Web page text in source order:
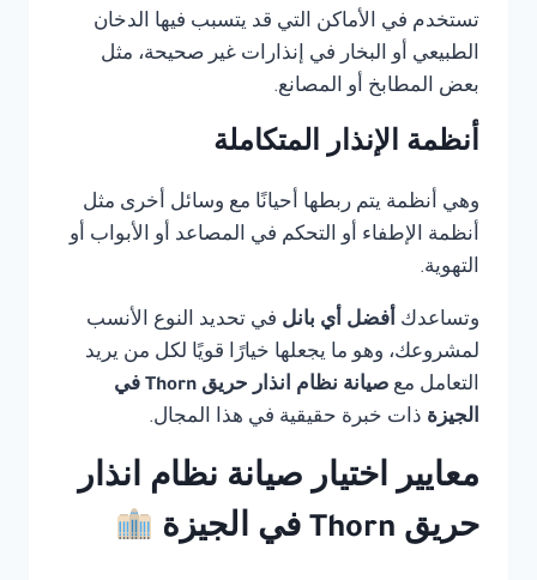
تستخدم في الأماكن التي قد يتسبب فيها الدخان
الطبيعي أو البخار في إنذارات غير صحيحة، مثل
بعض المطابخ أو المصانع.
أنظمة الإنذار المتكاملة
وهي أنظمة يتم ربطها أحيانًا مع وسائل أخرى مثل
أنظمة الإطفاء أو التحكم في المصاعد أو الأبواب أو
التهوية.
وتساعدك أفضل أي بانل في تحديد النوع الأنسب
لمشروعك، وهو ما يجعلها خيارًا قويًا لكل من يريد
التعامل مع
صيانة نظام انذار حريق Thorn في
الجيزة ذات خبرة حقيقية في هذا المجال.
معايير اختيار صيانة نظام انذار
حريق Thorn في الجيزة